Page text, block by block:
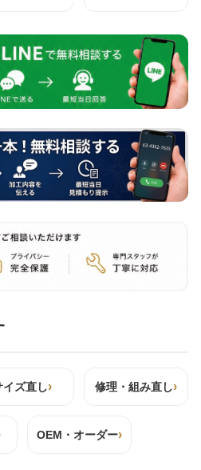
イズ直し› 修理・組み直し›
OEM・オーダー›